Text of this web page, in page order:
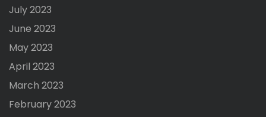
July 2023
June 2023
May 2023
April 2023
March 2023
February 2023